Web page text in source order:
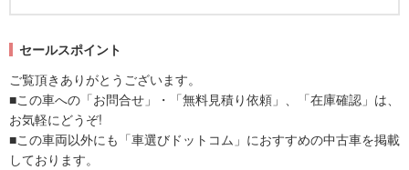
セールスポイント
ご覧頂きありがとうございます。
■この車への「お問合せ」・「無料見積り依頼」、「在庫確認」は、
お気軽にどうぞ!
■この車両以外にも「車選びドットコム」におすすめの中古車を掲載
しております。